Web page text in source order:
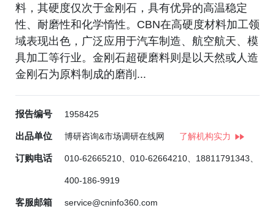
料，其硬度仅次于金刚石，具有优异的高温稳定
性、耐磨性和化学惰性。CBN在高硬度材料加工领
域表现出色，广泛应用于汽车制造、航空航天、模
具加工等行业。金刚石超硬磨料则是以天然或人造
金刚石为原料制成的磨削...
报告编号 1958425
出品单位 博研咨询&市场调研在线网 了解机构实力
订购电话 010-62665210、010-62664210、18811791343、
400-186-9919
客服邮箱 service@cninfo360.com